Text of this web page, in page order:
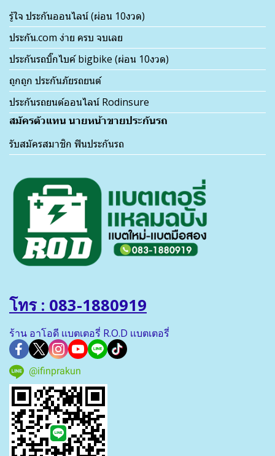
รู้ใจ ประกันออนไลน์ (ผ่อน 10งวด)
ประกัน.com ง่าย ครบ จบเลย
ประกันรถบิ๊กไบค์ bigbike (ผ่อน 10งวด)
ถูกถูก ประกันภัยรถยนต์
ประกันรถยนต์ออนไลน์ Rodinsure
สมัครตัวแทน นายหน้าขายประกันรถ
รับสมัครสมาชิก ฟินประกันรถ
โทร : 083-1880919
ร้าน อาโอดี เเบตเตอรี่ R.O.D เเบตเตอรี่
@ifinprakun